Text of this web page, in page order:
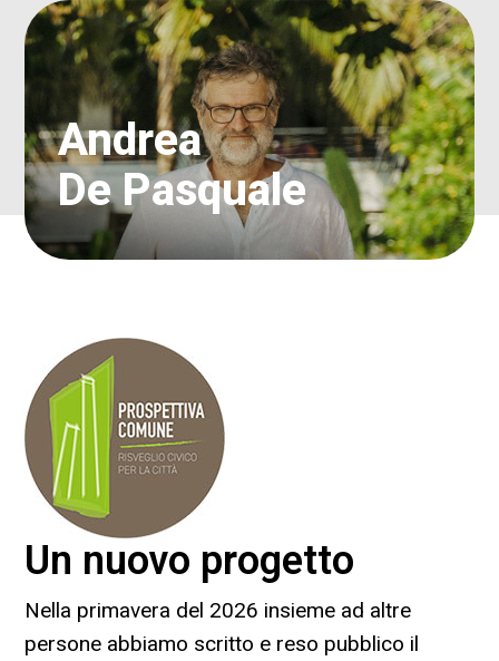
Andrea
De Pasquale
Un nuovo progetto
Nella primavera del 2026 insieme ad altre
persone abbiamo scritto e reso pubblico il